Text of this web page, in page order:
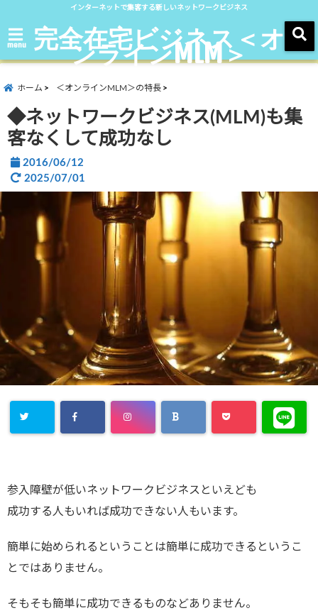
インターネットで集客する新しいネットワークビジネス
menu 完全在宅ビジネス＜オ
ンラインMLM＞
ホーム ＜オンラインMLM＞の特長
◆ネットワークビジネス(MLM)も集
客なくして成功なし
2016/06/12
2025/07/01
参入障壁が低いネットワークビジネスといえども
成功する人もいれば成功できない人もいます。
簡単に始められるということは簡単に成功できるというこ
とではありません。
そもそも簡単に成功できるものなどありません。